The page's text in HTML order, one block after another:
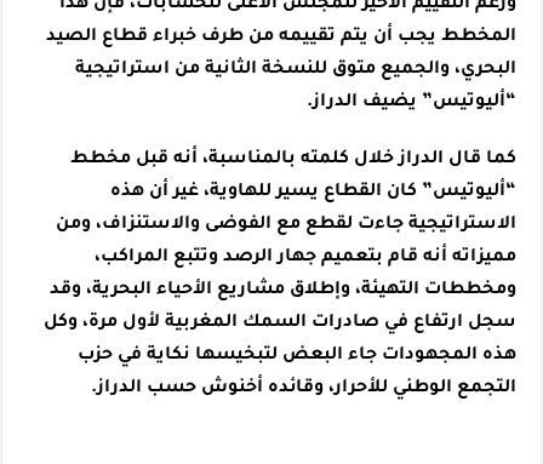
ورغم التقييم الأخير للمجلس الأعلى للحسابات، فإن هذا
المخطط يجب أن يتم تقييمه من طرف خبراء قطاع الصيد
البحري، والجميع متوق للنسخة الثانية من استراتيجية
“أليوتيس” يضيف الدراز.
كما قال الدراز خلال كلمته بالمناسبة، أنه قبل مخطط
“أليوتيس” كان القطاع يسير للهاوية، غير أن هذه
الاستراتيجية جاءت لقطع مع الفوضى والاستنزاف، ومن
مميزاته أنه قام بتعميم جهار الرصد وتتبع المراكب،
ومخططات التهيئة، وإطلاق مشاريع الأحياء البحرية، وقد
سجل ارتفاع في صادرات السمك المغربية لأول مرة، وكل
هذه المجهودات جاء البعض لتبخيسها نكاية في حزب
التجمع الوطني للأحرار، وقائده أخنوش حسب الدراز.